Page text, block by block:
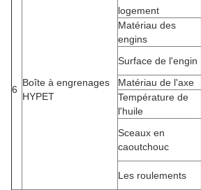
6
Boîte à engrenages
HYPET
logement
Matériau des
engins
Surface de l'engin
Matériau de l'axe
Température de
l'huile
Sceaux en
caoutchouc
Les roulements